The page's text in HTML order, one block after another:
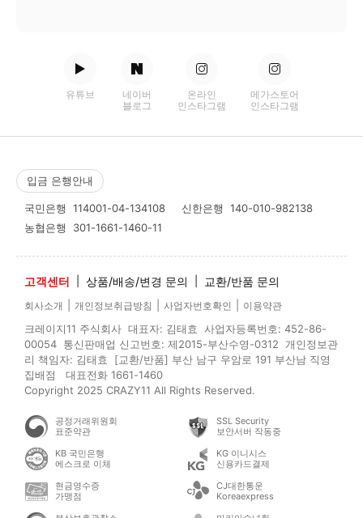
유튜브
네이버
블로그
온라인
인스타그램
메가스토어
인스타그램
입금 은행안내
국민은행 114001-04-134108 신한은행 140-010-982138
농협은행 301-1661-1460-11
고객센터 상품/배송/변경 문의 교환/반품 문의
회사소개 개인정보취급방침 사업자번호확인 이용약관
크레이지11 주식회사 대표자: 김태효 사업자등록번호: 452-86-
00054 통신판매업 신고번호: 제2015-부산수영-0312 개인정보관
리 책임자: 김태효 [교환/반품] 부산 남구 우암로 191 부산남 직영
집배점 대표전화 1661-1460
Copyright 2025 CRAZY11 All Rights Reserved.
공정거래위원회
표준약관
SSL Security
보안서버 작동중
KB 국민은행
에스크로 이체
KG 이니시스
신용카드결제
현금영수증
가맹점
CJ대한통운
Koreaexpress